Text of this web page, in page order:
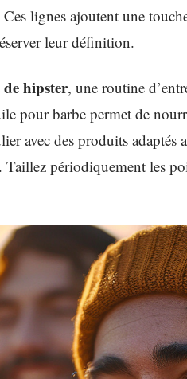
lignes ajoutent une
leur définition.
hipster, une routine
pour barbe permet de
avec des produits adaptés
Taillez périodiquement les